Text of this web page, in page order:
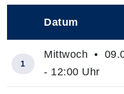
Datum
1
Mittwoch •
- 12:00 Uhr